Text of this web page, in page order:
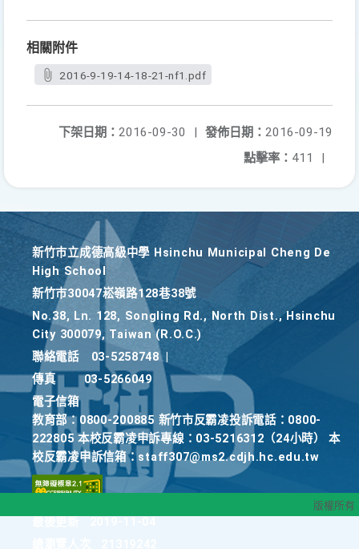
相關附件
2016-9-19-14-18-21-nf1.pdf
發佈日期： 2016-09-19
下架日期： 2016-09-30
|
點擊率： 411 |
新竹巿立成德高級中學 Hsinchu Municipal Cheng De
High School
新竹巿30047崧嶺路128巷38號
No.38, Ln. 128, Songling Rd., North Dist., Hsinchu
City 300079, Taiwan (R.O.C.)
聯絡電話
03-5258748
傳真
03-5266049
電子信箱
教育部：0800-200885 新竹市反霸凌投訴電話：0800-
222805 本校反霸凌申訴專線：03-5216312（24小時） 本
校反霸凌申訴信箱：staff307@ms2.cdjh.hc.edu.tw
版權所有